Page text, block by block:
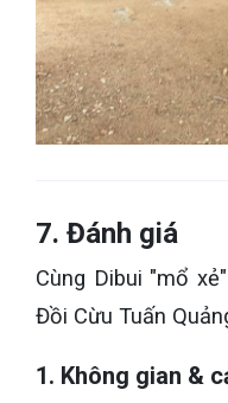
7. Đánh giá
Cùng Dibui "mổ
Đồi Cừu Tuấn
1. Không gian &